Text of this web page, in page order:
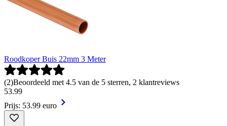
Roodkoper Buis 22mm 3 Meter
(2)Beoordeeld met 4.5 van de 5 sterren, 2 klantreviews
53.99
Prijs: 53.99 euro